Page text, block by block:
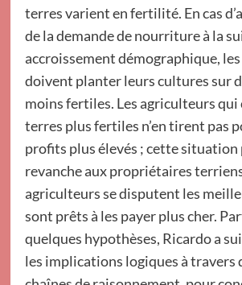
terres varient en fertilité. En cas
de la demande de nourriture à la
accroissement démographique,
doivent planter leurs cultures sur
moins fertiles. Les agriculteurs
terres plus fertiles n’en tirent pas
profits plus élevés ; cette situation
revanche aux propriétaires
agriculteurs se disputent les
sont prêts à les payer plus cher.
quelques hypothèses, Ricardo a
les implications logiques à travers